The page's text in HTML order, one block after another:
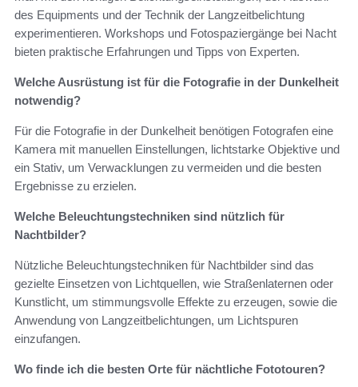
des Equipments und der Technik der Langzeitbelichtung
experimentieren. Workshops und Fotospaziergänge bei Nacht
bieten praktische Erfahrungen und Tipps von Experten.
Welche Ausrüstung ist für die Fotografie in der Dunkelheit
notwendig?
Für die Fotografie in der Dunkelheit benötigen Fotografen eine
Kamera mit manuellen Einstellungen, lichtstarke Objektive und
ein Stativ, um Verwacklungen zu vermeiden und die besten
Ergebnisse zu erzielen.
Welche Beleuchtungstechniken sind nützlich für
Nachtbilder?
Nützliche Beleuchtungstechniken für Nachtbilder sind das
gezielte Einsetzen von Lichtquellen, wie Straßenlaternen oder
Kunstlicht, um stimmungsvolle Effekte zu erzeugen, sowie die
Anwendung von Langzeitbelichtungen, um Lichtspuren
einzufangen.
Wo finde ich die besten Orte für nächtliche Fototouren?